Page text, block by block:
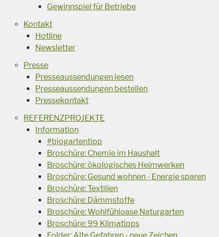
Gewinnspiel für Betriebe
Kontakt
Hotline
Newsletter
Presse
Presseaussendungen lesen
Presseaussendungen bestellen
Pressekontakt
REFERENZPROJEKTE
Information
#biogartentipp
Broschüre: Chemie im Haushalt
Broschüre: ökologisches Heimwerken
Broschüre: Gesund wohnen - Energie sparen
Broschüre: Textilien
Broschüre: Dämmstoffe
Broschüre: Wohlfühloase Naturgarten
Broschüre: 99 Klimatipps
Folder: Alte Gefahren - neue Zeichen